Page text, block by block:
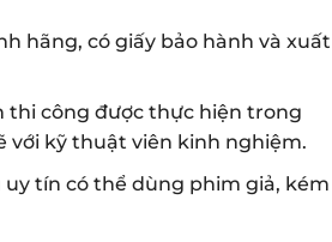
hãng, có giấy bảo hành và xuất
thi công được thực hiện trong
với kỹ thuật viên kinh nghiệm.
uy tín có thể dùng phim giả, kém